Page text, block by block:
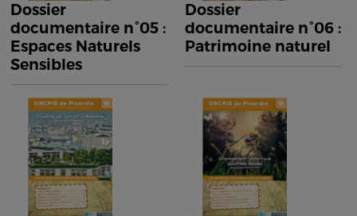
Dossier
documentaire n°05 :
Espaces Naturels
Sensibles
Dossier
documentaire n°06 :
Patrimoine naturel